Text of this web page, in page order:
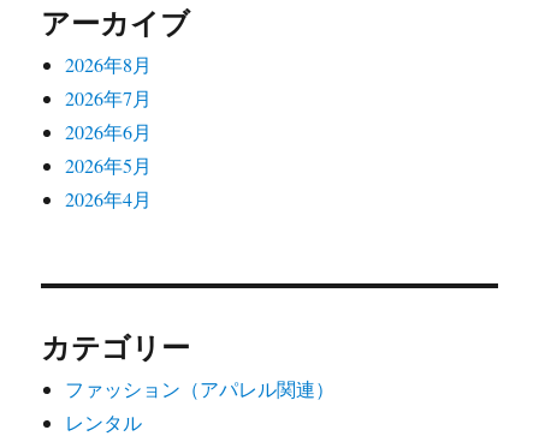
アーカイブ
2026年8月
2026年7月
2026年6月
2026年5月
2026年4月
カテゴリー
ファッション（アパレル関連）
レンタル